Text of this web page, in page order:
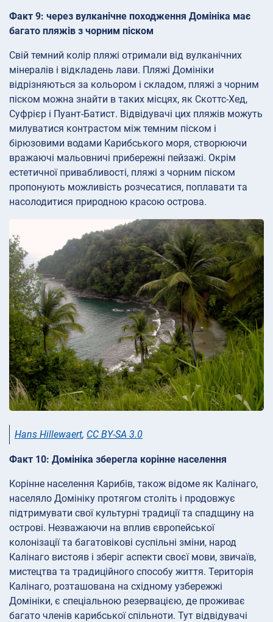
Факт 9: через вулканічне походження Домініка має
багато пляжів з чорним піском
Свій темний колір пляжі отримали від вулканічних
мінералів і відкладень лави. Пляжі Домініки
відрізняються за кольором і складом, пляжі з чорним
піском можна знайти в таких місцях, як Скоттс-Хед,
Суфрієр і Пуант-Батист. Відвідувачі цих пляжів можуть
милуватися контрастом між темним піском і
бірюзовими водами Карибського моря, створюючи
вражаючі мальовничі прибережні пейзажі. Окрім
естетичної привабливості, пляжі з чорним піском
пропонують можливість розчесатися, поплавати та
насолодитися природною красою острова.
Hans Hillewaert, CC BY-SA 3.0
Факт 10: Домініка зберегла корінне населення
Корінне населення Карибів, також відоме як Калінаго,
населяло Домініку протягом століть і продовжує
підтримувати свої культурні традиції та спадщину на
острові. Незважаючи на вплив європейської
колонізації та багатовікові суспільні зміни, народ
Калінаго вистояв і зберіг аспекти своєї мови, звичаїв,
мистецтва та традиційного способу життя. Територія
Калінаго, розташована на східному узбережжі
Домініки, є спеціальною резервацією, де проживає
багато членів карибської спільноти. Тут відвідувачі